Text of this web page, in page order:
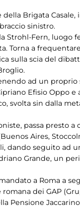
Brigata
sinistro.
Strohl-Fern, luogo
Torna a
sulla scia del
ad un proprio
Efisio Oppo
svolta sin dalla
passa presto a
Aires,
dando seguito ad
Grande, un
a Roma a
dei GAP
Pensione